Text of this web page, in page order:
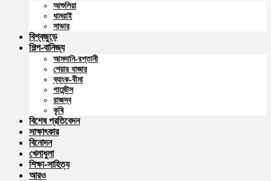
আশুলিয়া
ধামরাই
সাভার
বিশ্বজুড়ে
শিল্প-বানিজ্য
আমদানি-রপ্তানী
শেয়ার বাজার
ব্যাংক-বীমা
গার্মেন্টস
রাজস্ব
কৃষি
বিশেষ প্রতিবেদন
সাক্ষাৎকার
বিনোদন
খেলাধুলা
শিক্ষা-সাহিত্য
আরও